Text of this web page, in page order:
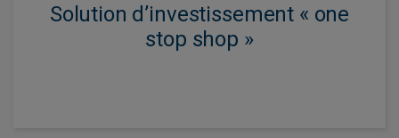
Solution d’investissement « one
stop shop »